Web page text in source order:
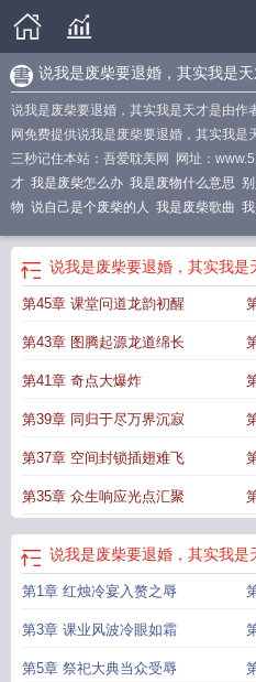
说我是废柴要退婚，其实我是
说我是废柴要退婚，其实我是天才是由作
网免费提供说我是废柴要退婚，其实我是
三秒记住本站：吾爱耽美网 网址：
才 我是废柴怎么办 我是废物什么意思
物 说自己是个废柴的人 我是废柴歌曲
我是天才 我是废柴是什么意思 我是废柴
柴结局
么意思我就是废柴我就是个废物的说说
说我是废柴要退婚，其实我是
第45章 课堂问道龙韵初醒
第43章 图腾起源龙道绵长
第41章 奇点大爆炸
第39章 同归于尽万界沉寂
第37章 空间封锁插翅难飞
第35章 众生响应光点汇聚
说我是废柴要退婚，其实我是
第1章 红烛冷宴入赘之辱
第3章 课业风波冷眼如霜
第5章 祭祀大典当众受辱